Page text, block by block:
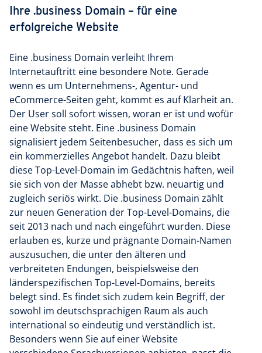
Ihre .business Domain – für eine
erfolgreiche Website
Eine .business Domain verleiht Ihrem
Internetauftritt eine besondere Note. Gerade
wenn es um Unternehmens-, Agentur- und
eCommerce-Seiten geht, kommt es auf Klarheit an.
Der User soll sofort wissen, woran er ist und wofür
eine Website steht. Eine .business Domain
signalisiert jedem Seitenbesucher, dass es sich um
ein kommerzielles Angebot handelt. Dazu bleibt
diese Top-Level-Domain im Gedächtnis haften, weil
sie sich von der Masse abhebt bzw. neuartig und
zugleich seriös wirkt. Die .business Domain zählt
zur neuen Generation der Top-Level-Domains, die
seit 2013 nach und nach eingeführt wurden. Diese
erlauben es, kurze und prägnante Domain-Namen
auszusuchen, die unter den älteren und
verbreiteten Endungen, beispielsweise den
länderspezifischen Top-Level-Domains, bereits
belegt sind. Es findet sich zudem kein Begriff, der
sowohl im deutschsprachigen Raum als auch
international so eindeutig und verständlich ist.
Besonders wenn Sie auf einer Website